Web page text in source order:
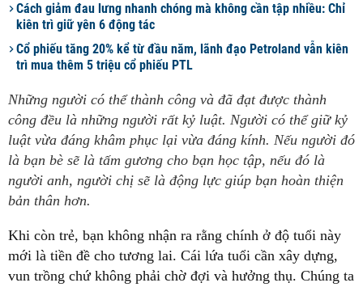
Cách giảm đau lưng nhanh chóng mà không cần tập nhiều: Chỉ
kiên trì giữ yên 6 động tác
Cổ phiếu tăng 20% kể từ đầu năm, lãnh đạo Petroland vẫn kiên
trì mua thêm 5 triệu cổ phiếu PTL
Những người có thể thành công và đã đạt được thành
công đều là những người rất kỷ luật. Người có thể giữ kỷ
luật vừa đáng khâm phục lại vừa đáng kính. Nếu người đó
là bạn bè sẽ là tấm gương cho bạn học tập, nếu đó là
người anh, người chị sẽ là động lực giúp bạn hoàn thiện
bản thân hơn.
Khi còn trẻ, bạn không nhận ra rằng chính ở độ tuổi này
mới là tiền đề cho tương lai. Cái lứa tuổi cần xây dựng,
vun trồng chứ không phải chờ đợi và hưởng thụ. Chúng ta